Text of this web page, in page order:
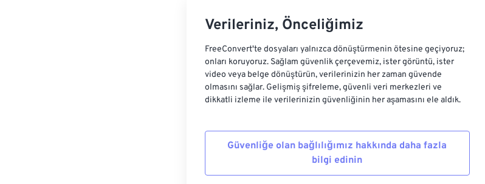
Verileriniz, Önceliğimiz
FreeConvert'te dosyaları yalnızca dönüştürmenin ötesine geçiyoruz;
onları koruyoruz. Sağlam güvenlik çerçevemiz, ister görüntü, ister
video veya belge dönüştürün, verilerinizin her zaman güvende
olmasını sağlar. Gelişmiş şifreleme, güvenli veri merkezleri ve
dikkatli izleme ile verilerinizin güvenliğinin her aşamasını ele aldık.
Güvenliğe olan bağlılığımız hakkında daha fazla
bilgi edinin